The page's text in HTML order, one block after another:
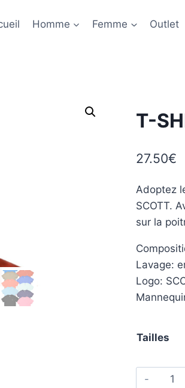
Homme Femme Outlet
T-
27.50€
Adoptez
SCOTT.
sur la
Lavage:
Logo:
Tailles